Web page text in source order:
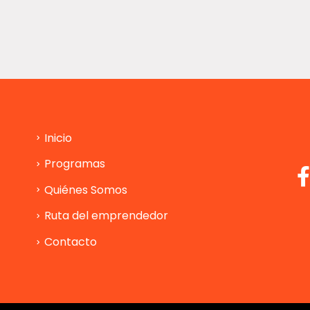
Inicio
Programas
Quiénes Somos
Ruta del emprendedor
Contacto